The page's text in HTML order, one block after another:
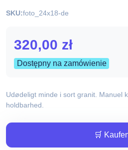
SKU:foto_24x18-de
320,00 zł
Dostępny na zamówienie
Udødeligt minde i sort granit. Manuel
holdbarhed.
🛒